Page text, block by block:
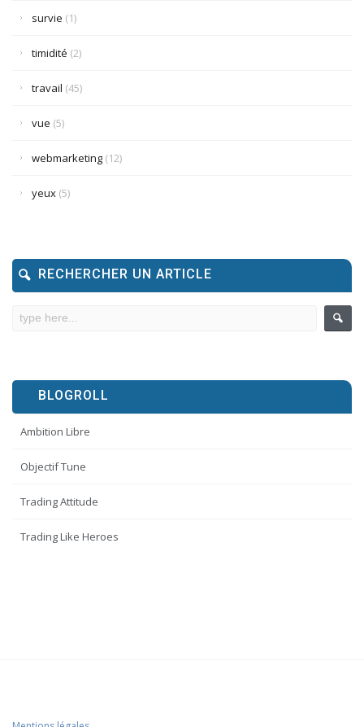
survie (1)
timidité (2)
travail (45)
vue (5)
webmarketing (12)
yeux (5)
RECHERCHER UN ARTICLE
BLOGROLL
Ambition Libre
Objectif Tune
Trading Attitude
Trading Like Heroes